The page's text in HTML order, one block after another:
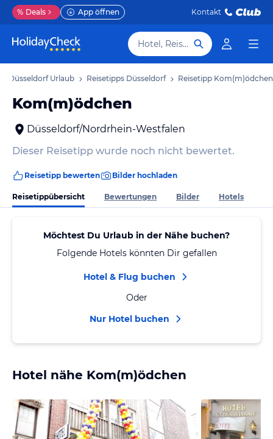
% Deals App öffnen Kontakt
Hotel, Reiseziel
Düsseldorf Urlaub Reisetipps Düsseldorf Reisetipp Kom(m)ödchen
Kom(m)ödchen
Düsseldorf/Nordrhein-Westfalen
Dieser Reisetipp wurde noch nicht bewertet.
Reisetipp bewerten Bilder hochladen
Reisetippübersicht Bewertungen Bilder Hotels
Möchtest Du Urlaub in der Nähe buchen?
Folgende Hotels könnten Dir gefallen
Hotel & Flug buchen
Oder
Nur Hotel buchen
Hotel nähe Kom(m)ödchen